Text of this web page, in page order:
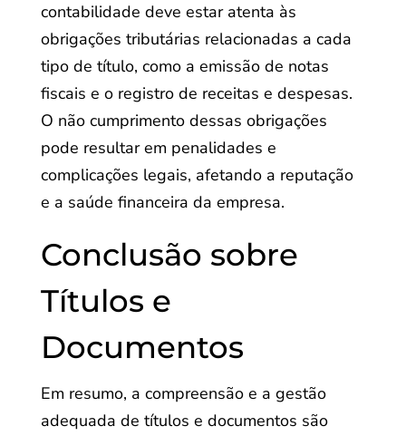
contabilidade deve estar atenta às
obrigações tributárias relacionadas a cada
tipo de título, como a emissão de notas
fiscais e o registro de receitas e despesas.
O não cumprimento dessas obrigações
pode resultar em penalidades e
complicações legais, afetando a reputação
e a saúde financeira da empresa.
Conclusão sobre
Títulos e
Documentos
Em resumo, a compreensão e a gestão
adequada de títulos e documentos são